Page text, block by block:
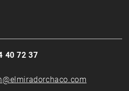
40 72 37